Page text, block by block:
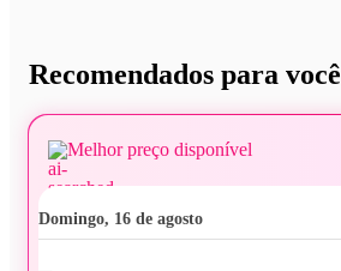
Recomendados para você
Melhor preço disponível
domingo, 16 de agosto